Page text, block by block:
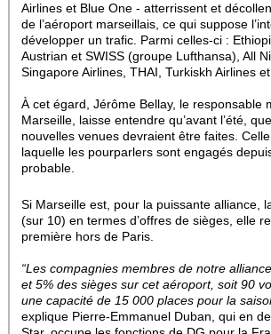
Airlines et Blue One - atterrissent et
de l’aéroport marseillais, ce qui suppose
développer un trafic. Parmi celles-ci :
Austrian et SWISS (groupe Lufthansa), All
Singapore Airlines, THAI, Turkiskh Airlines et
À cet égard, Jérôme Bellay, le responsable
Marseille, laisse entendre qu’avant l’été,
nouvelles venues devraient être faites.
laquelle les pourparlers sont engagés
probable.
Si Marseille est, pour la puissante alliance,
(sur 10) en termes d’offres de sièges, elle
première hors de Paris.
“Les compagnies membres de notre
et 5% des sièges sur cet aéroport, soit 90
une capacité de 15 000 places pour la
explique Pierre-Emmanuel Duban, qui en